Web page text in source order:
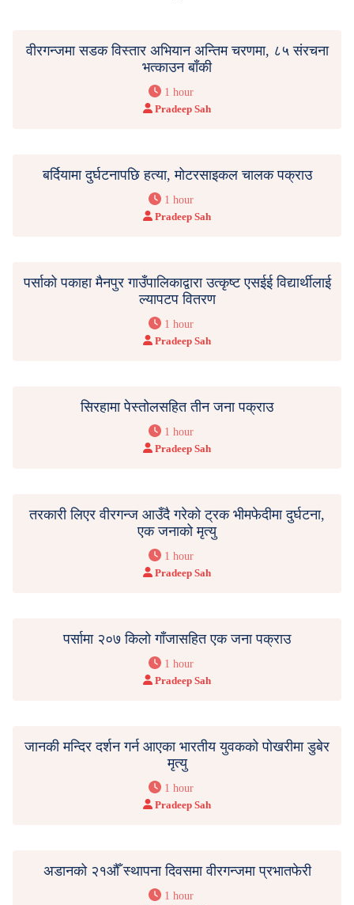
वीरगन्जमा सडक विस्तार अभियान अन्तिम चरणमा, ८५ संरचना
भत्काउन बाँकी
1 hour
Pradeep Sah
बर्दियामा दुर्घटनापछि हत्या, मोटरसाइकल चालक पक्राउ
1 hour
Pradeep Sah
पर्साको पकाहा मैनपुर गाउँपालिकाद्वारा उत्कृष्ट एसईई विद्यार्थीलाई
ल्यापटप वितरण
1 hour
Pradeep Sah
सिरहामा पेस्तोलसहित तीन जना पक्राउ
1 hour
Pradeep Sah
तरकारी लिएर वीरगन्ज आउँदै गरेको ट्रक भीमफेदीमा दुर्घटना,
एक जनाको मृत्यु
1 hour
Pradeep Sah
पर्सामा २०७ किलो गाँजासहित एक जना पक्राउ
1 hour
Pradeep Sah
जानकी मन्दिर दर्शन गर्न आएका भारतीय युवकको पोखरीमा डुबेर
मृत्यु
1 hour
Pradeep Sah
अडानको २१औँ स्थापना दिवसमा वीरगन्जमा प्रभातफेरी
1 hour